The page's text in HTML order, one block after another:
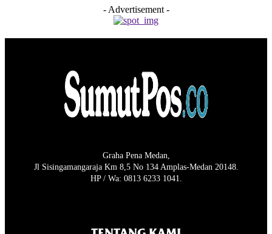
- Advertisement -
Graha Pena Medan,
Jl Sisingamangaraja Km 8,5 No 134 Amplas-Medan 20148.
HP / Wa: 0813 6233 1041.